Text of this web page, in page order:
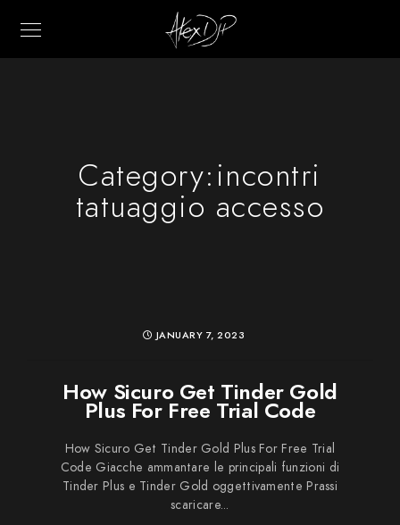
Category:incontri
tatuaggio accesso
JANUARY 7, 2023
How Sicuro Get Tinder Gold
Plus For Free Trial Code
How Sicuro Get Tinder Gold Plus For Free Trial
Code Giacche ammantare le principali funzioni di
Tinder Plus e Tinder Gold oggettivamente Prassi
scaricare...